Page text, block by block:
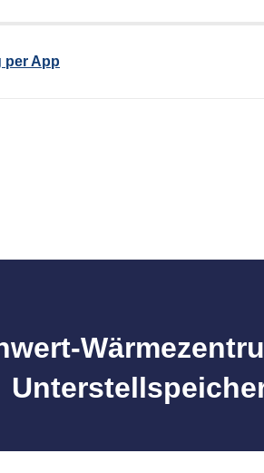
per App